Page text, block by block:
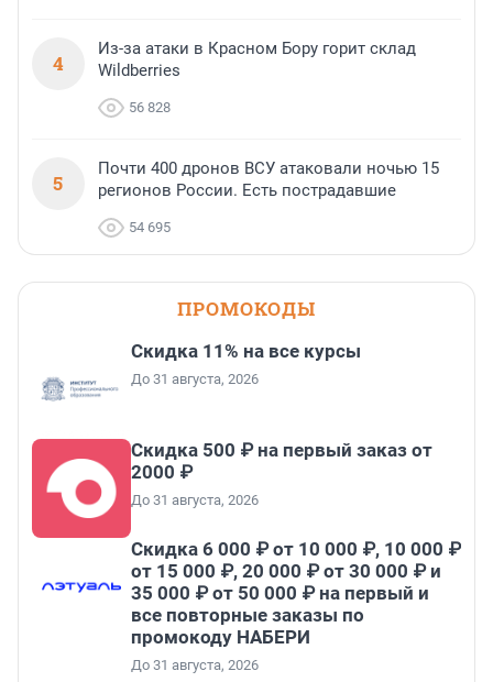
4
Из-за атаки в Красном Бору горит склад
Wildberries
56 828
5
Почти 400 дронов ВСУ атаковали ночью 15
регионов России. Есть пострадавшие
54 695
ПРОМОКОДЫ
Скидка 11% на все курсы
До 31 августа, 2026
Скидка 500 ₽ на первый заказ от
2000 ₽
До 31 августа, 2026
Скидка 6 000 ₽ от 10 000 ₽, 10 000 ₽
от 15 000 ₽, 20 000 ₽ от 30 000 ₽ и
35 000 ₽ от 50 000 ₽ на первый и
все повторные заказы по
промокоду НАБЕРИ
До 31 августа, 2026